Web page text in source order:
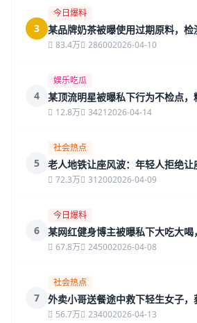
3
今日爆料
某品牌奶茶被曝使用过期原料，检
83.4万 286002026-04-10
4
娱乐吃瓜
某顶流明星被曝私下行为不检点，
12.8万 34212026-04-14
5
社会热点
老人地铁让座风波：年轻人拒绝让
72.3万 312002026-04-09
6
今日爆料
某网红健身博主被曝私下大吃大
67.8万 245002026-04-08
7
社会热点
外卖小哥送餐途中救下轻生女子，
56.7万 234002026-04-13